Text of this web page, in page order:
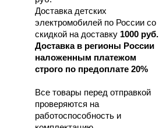
Доставка детских
электромобилей по России со
скидкой на доставку 1000 руб.
Доставка в регионы России
наложенным платежом
строго по предоплате 20%
Все товары перед отправкой
проверяются на
работоспособность и